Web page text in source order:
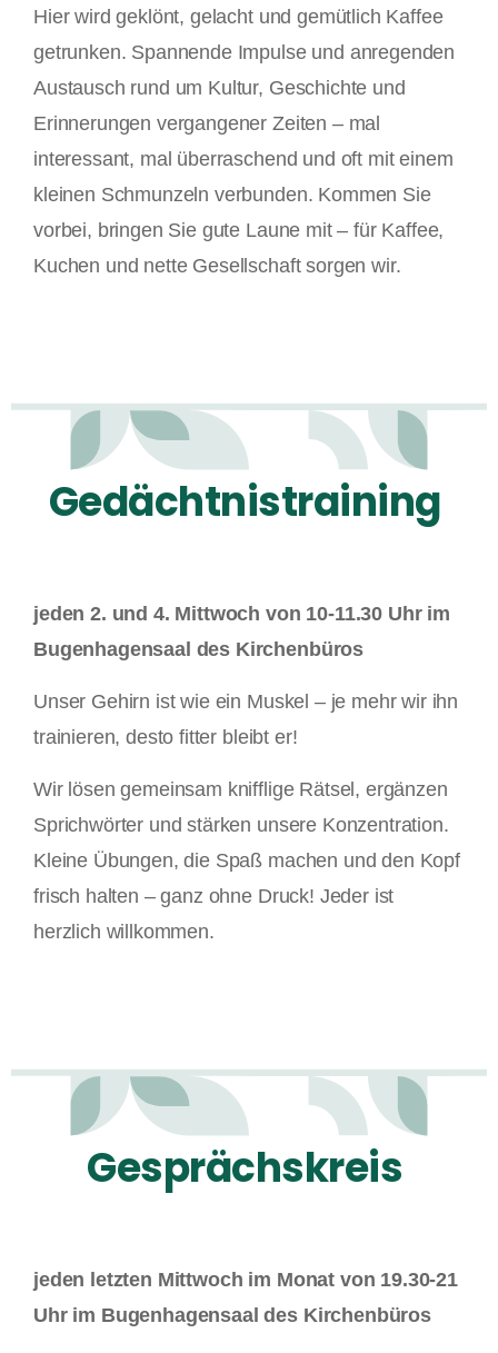
Hier wird geklönt, gelacht und gemütlich Kaffee
getrunken. Spannende Impulse und anregenden
Austausch rund um Kultur, Geschichte und
Erinnerungen vergangener Zeiten – mal
interessant, mal überraschend und oft mit einem
kleinen Schmunzeln verbunden. Kommen Sie
vorbei, bringen Sie gute Laune mit – für Kaffee,
Kuchen und nette Gesellschaft sorgen wir.
jeden 2. und 4. Mittwoch von 10-11.30 Uhr im
Bugenhagensaal des Kirchenbüros
Unser Gehirn ist wie ein Muskel – je mehr wir ihn
trainieren, desto fitter bleibt er!
Wir lösen gemeinsam knifflige Rätsel, ergänzen
Sprichwörter und stärken unsere Konzentration.
Kleine Übungen, die Spaß machen und den Kopf
frisch halten – ganz ohne Druck! Jeder ist
herzlich willkommen.
jeden letzten Mittwoch im Monat von 19.30-21
Uhr im Bugenhagensaal des Kirchenbüros